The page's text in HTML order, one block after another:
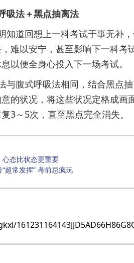
吸法＋黑点抽离法
知道回想上一科考试于事无补
难以安宁，甚至影响下一科考
以便全身心投入下一场考试。
与腹式呼吸法相同，结合黑点
的状况，将这些状况定格成画
3～5次，直至黑点完全消失。
态比状态更重要
超常发挥” 考前忌疯玩